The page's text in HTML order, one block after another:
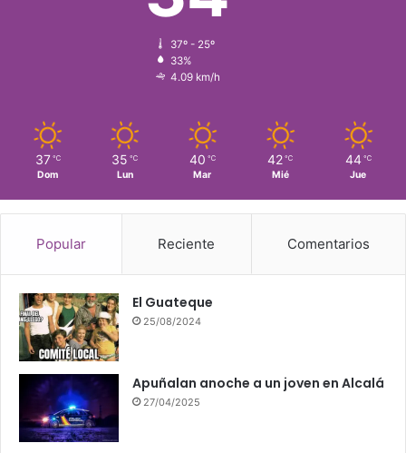
37º - 25º
33%
4.09 km/h
37 ℃
Dom
35 ℃
Lun
40 ℃
Mar
42 ℃
Mié
44 ℃
Jue
Popular Reciente Comentarios
El Guateque
25/08/2024
Apuñalan anoche a un joven en Alcalá
27/04/2025